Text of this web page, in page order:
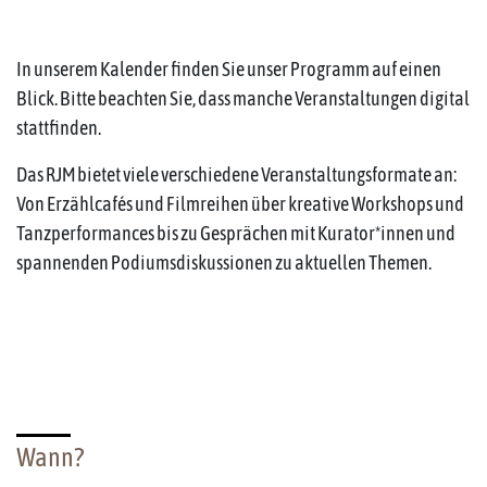
In unserem Kalender finden Sie unser Programm auf einen
Blick. Bitte beachten Sie, dass manche Veranstaltungen digital
stattfinden.
Das RJM bietet viele verschiedene Veranstaltungsformate an:
Von Erzählcafés und Filmreihen über kreative Workshops und
Tanzperformances bis zu Gesprächen mit Kurator*innen und
spannenden Podiumsdiskussionen zu aktuellen Themen.
Wann?